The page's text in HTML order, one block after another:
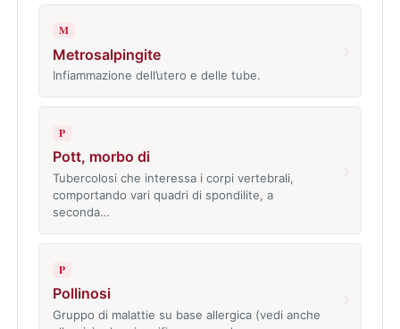
M
Metrosalpingite
Infiammazione dell’utero e delle tube.
P
Pott, morbo di
Tubercolosi che interessa i corpi vertebrali,
comportando vari quadri di spondilite, a
seconda…
P
Pollinosi
Gruppo di malattie su base allergica (vedi anche